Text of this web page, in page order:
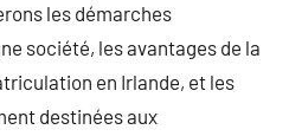
les démarches
société, les avantages de la
en Irlande, et les
destinées aux